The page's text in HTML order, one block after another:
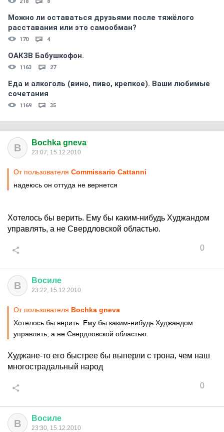
Можно ли оставаться друзьями после тяжёлого
расставания или это самообман?
170 4
ОАКЗВ Бабушкофон.
1163 27
Еда и алкоголь (вино, пиво, крепкое). Ваши любимые
сочетания
1169 35
B Bochka gneva
23:07, 15.12.2010
От пользователя Commissario Cattanni
надеюсь он оттуда не вернется
Хотелось бы верить. Ему бы каким-нибудь Худжандом
управлять, а не Свердловской областью.
0
В Восиле
23:22, 15.12.2010
От пользователя Bochka gneva
Хотелось бы верить. Ему бы каким-нибудь Худжандом
управлять, а не Свердловской областью.
Худжане-то его быстрее бы выперли с трона, чем наш
многострадальный народ
0
В Восиле
23:30, 15.12.2010